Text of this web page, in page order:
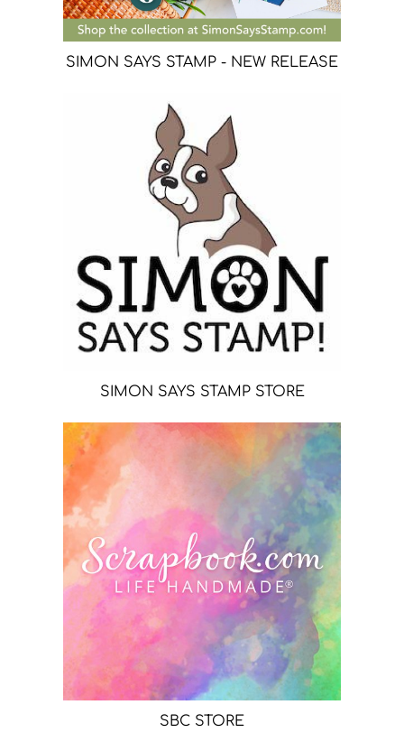
SIMON SAYS STAMP - NEW RELEASE
SIMON SAYS STAMP STORE
SBC STORE